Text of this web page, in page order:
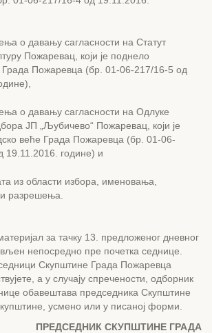
о давању сагласности на Статут
Пожаревац, који је поднело
Града Пожаревца (бр. 01-06-217/16-5 од
о давању сагласности на Одлуке
ЈП „Љубичево“ Пожаревац, који је
веће Града Пожаревца (бр. 01-06-
19.11.2016. године) и
из области избора, именовања,
разрешења.
за тачку 13. предложеног дневног
непосредно пре почетка седнице.
Скупштине Града Пожаревца
а у случају спречености, одборник
обавештава председника Скупштине
усмено или у писаној форми.
ПРЕДСЕДНИК СКУПШТИНЕ ГРАДА